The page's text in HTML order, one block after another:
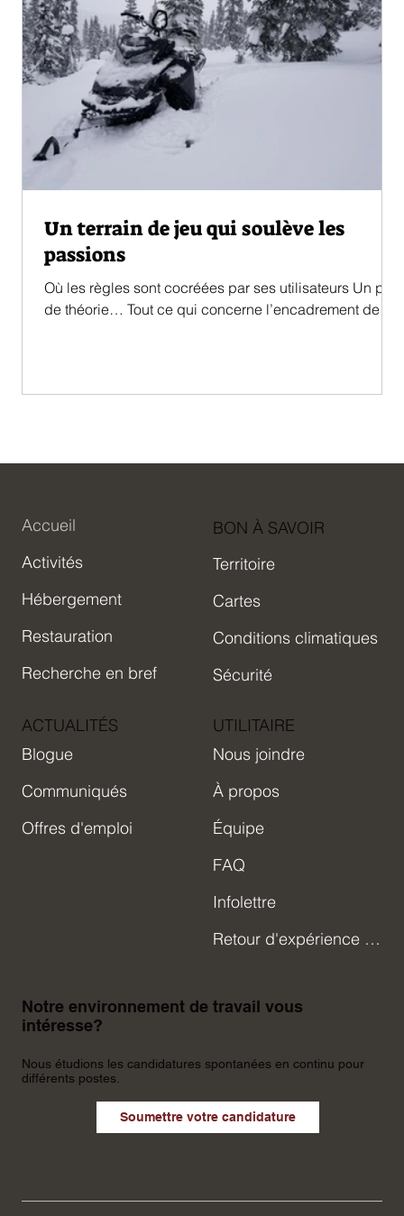
Un terrain de jeu qui soulève les
passions
Où les règles sont cocréées par ses utilisateurs Un peu
de théorie… Tout ce qui concerne l’encadrement de la
Accueil
Activités
Hébergement
Restauration
Recherche en bref
ACTUALITÉS
Blogue
Communiqués
Offres d'emploi
BON À SAVOIR
Territoire
Cartes
Conditions climatiques
Sécurité
UTILITAIRE
Nous joindre
À propos
Équipe
FAQ
Infolettre
Retour d'expérience Uapishka
Notre environnement de travail vous
intéresse?
Nous étudions les candidatures spontanées en continu pour
différents postes.
Soumettre votre candidature